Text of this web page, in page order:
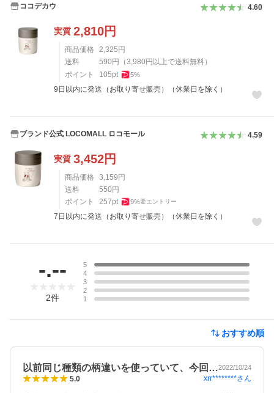
ココデカウ 4.60
実質 2,810円
商品価格 2,325 円
送料
590 円 （3,980 円以上で送料無料）
ポイント
105pt 5%
9日以内に発送（お取り寄せ販売）（休業日を除く）
ブランド公式 LOCOMALL ロコモール 4.59
実質 3,452円
商品価格 3,159 円
送料
550 円
ポイント
257pt 9%要エントリー
7日以内に発送（お取り寄せ販売）（休業日を除く）
-.--
2件
5
4
3
2
1
おすすめ順
以前同じ種類の柄違いを使っていて、今回…2022/10/24
5.0 xrr********さん